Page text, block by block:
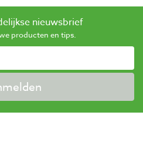
nieuwsbrief
producten en tips.